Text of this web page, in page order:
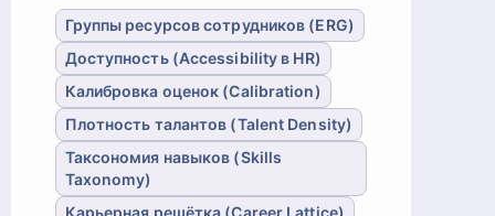
Группы ресурсов сотрудников (ERG)
Доступность (Accessibility в HR)
Калибровка оценок (Calibration)
Плотность талантов (Talent Density)
Таксономия навыков (Skills
Taxonomy)
Карьерная решётка (Career Lattice)